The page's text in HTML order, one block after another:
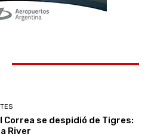
Correa se despidió de Tigres:
River